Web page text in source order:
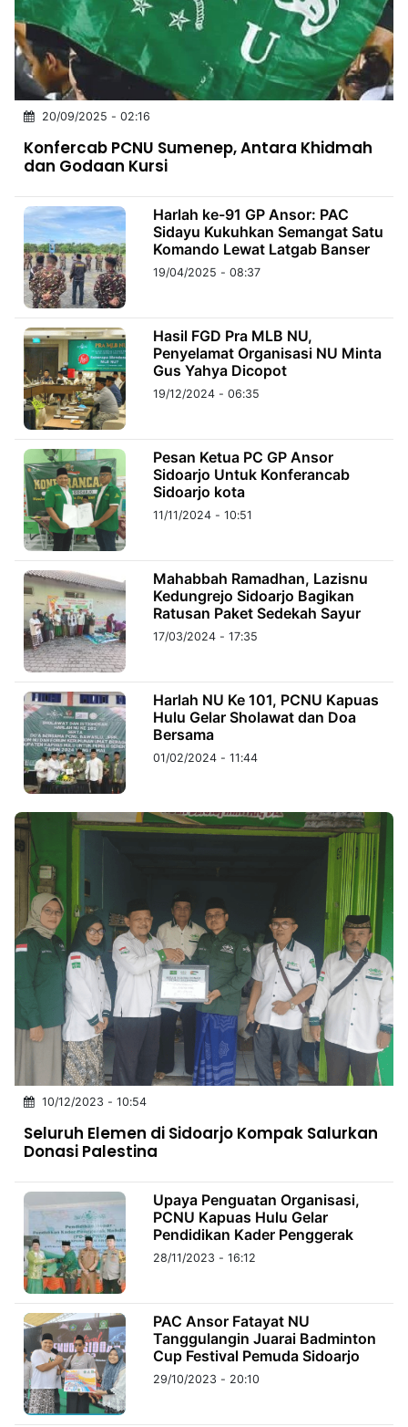
INDONESIA
Partner
NTB
Time
IDN
Jogja
Rakyat
News
Notice
Baru
Follow
Kabarbaru
Kabarbaru.co
2026
PT.
Kabarbaru
Media
Holding
20/09/2025 - 02:16
Konfercab PCNU Sumenep, Antara Khidmah
dan Godaan Kursi
Harlah ke-91 GP Ansor: PAC
Sidayu Kukuhkan Semangat Satu
Komando Lewat Latgab Banser
19/04/2025 - 08:37
Hasil FGD Pra MLB NU,
Penyelamat Organisasi NU Minta
Gus Yahya Dicopot
19/12/2024 - 06:35
Pesan Ketua PC GP Ansor
Sidoarjo Untuk Konferancab
Sidoarjo kota
11/11/2024 - 10:51
Mahabbah Ramadhan, Lazisnu
Kedungrejo Sidoarjo Bagikan
Ratusan Paket Sedekah Sayur
17/03/2024 - 17:35
Harlah NU Ke 101, PCNU Kapuas
Hulu Gelar Sholawat dan Doa
Bersama
01/02/2024 - 11:44
10/12/2023 - 10:54
Seluruh Elemen di Sidoarjo Kompak Salurkan
Donasi Palestina
Upaya Penguatan Organisasi,
PCNU Kapuas Hulu Gelar
Pendidikan Kader Penggerak
28/11/2023 - 16:12
PAC Ansor Fatayat NU
Tanggulangin Juarai Badminton
Cup Festival Pemuda Sidoarjo
29/10/2023 - 20:10